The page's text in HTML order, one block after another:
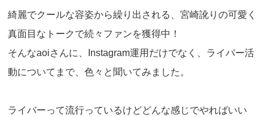
綺麗でクールな容姿から繰り出される、宮崎訛りの可愛く
真面目なトークで続々ファンを獲得中！
そんなaoiさんに、Instagram運用だけでなく、ライバー活
動についてまで、色々と聞いてみました。
ライバーって流行っているけどどんな感じでやればいい